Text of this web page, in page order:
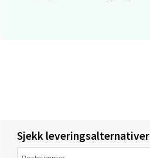
Sjekk leveringsalternativer